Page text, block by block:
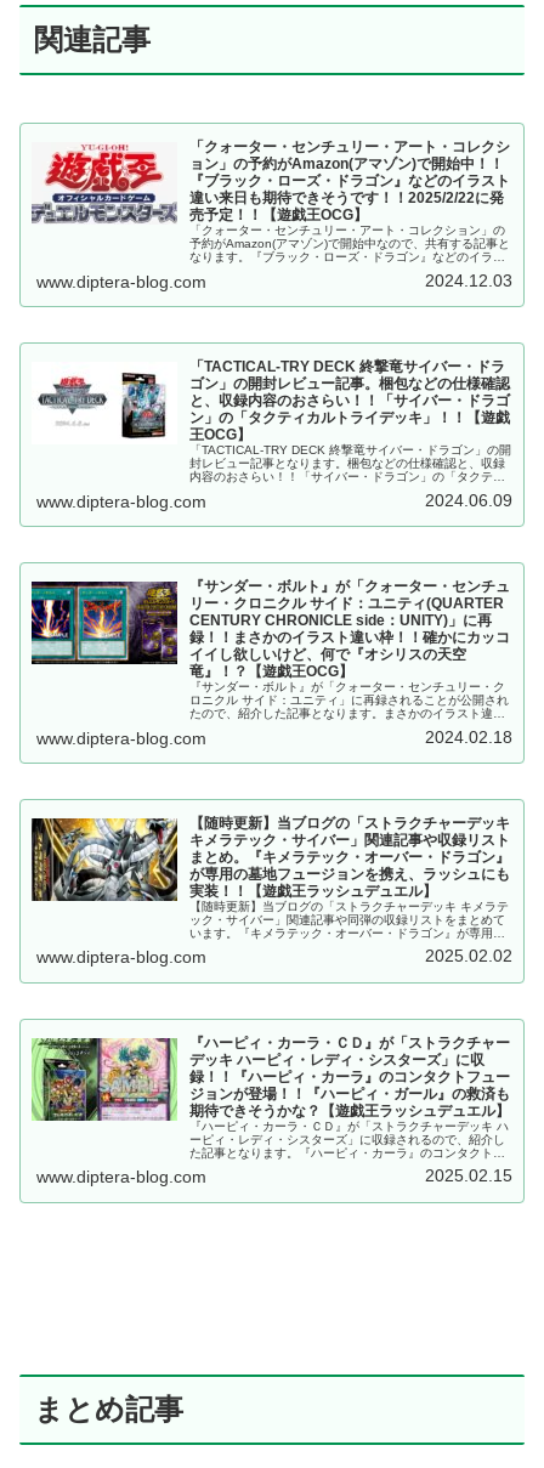
関連記事
「クォーター・センチュリー・アート・コレクシ
ョン」の予約がAmazon(アマゾン)で開始中！！
『ブラック・ローズ・ドラゴン』などのイラスト
違い来日も期待できそうです！！2025/2/22に発
売予定！！【遊戯王OCG】
「クォーター・センチュリー・アート・コレクション」の
予約がAmazon(アマゾン)で開始中なので、共有する記事と
なります。『ブラック・ローズ・ドラゴン』などのイラス
定！！【遊戯王OCG】
www.diptera-blog.com 2024.12.03
「TACTICAL-TRY DECK 終撃竜サイバー・ドラ
ゴン」の開封レビュー記事。梱包などの仕様確認
と、収録内容のおさらい！！「サイバー・ドラゴ
ン」の「タクティカルトライデッキ」！！【遊戯
王OCG】
「TACTICAL-TRY DECK 終撃竜サイバー・ドラゴン」の開
封レビュー記事となります。梱包などの仕様確認と、収録
内容のおさらい！！「サイバー・ドラゴン」の「タクティ
www.diptera-blog.com 2024.06.09
『サンダー・ボルト』が「クォーター・センチュ
リー・クロニクル サイド：ユニティ(QUARTER
CENTURY CHRONICLE side：UNITY)」に再
録！！まさかのイラスト違い枠！！確かにカッコ
イイし欲しいけど、何で『オシリスの天空
竜』！？【遊戯王OCG】
『サンダー・ボルト』が「クォーター・センチュリー・ク
ロニクル サイド：ユニティ」に再録されることが公開され
たので、紹介した記事となります。まさかのイラスト違い
天空竜』！？【遊戯王OCG】
www.diptera-blog.com 2024.02.18
【随時更新】当ブログの「ストラクチャーデッキ
キメラテック・サイバー」関連記事や収録リスト
まとめ。『キメラテック・オーバー・ドラゴン』
が専用の墓地フュージョンを携え、ラッシュにも
実装！！【遊戯王ラッシュデュエル】
【随時更新】当ブログの「ストラクチャーデッキ キメラテ
ック・サイバー」関連記事や同弾の収録リストをまとめて
います。『キメラテック・オーバー・ドラゴン』が専用の
ラッシュデュエル】
www.diptera-blog.com 2025.02.02
『ハーピィ・カーラ・ＣＤ』が「ストラクチャー
デッキ ハーピィ・レディ・シスターズ」に収
録！！『ハーピィ・カーラ』のコンタクトフュー
ジョンが登場！！『ハーピィ・ガール』の救済も
期待できそうかな？【遊戯王ラッシュデュエル】
『ハーピィ・カーラ・ＣＤ』が「ストラクチャーデッキ ハ
ーピィ・レディ・シスターズ」に収録されるので、紹介し
た記事となります。『ハーピィ・カーラ』のコンタクトフ
できそうかな？【遊戯王ラッシュデュエル】
www.diptera-blog.com 2025.02.15
まとめ記事